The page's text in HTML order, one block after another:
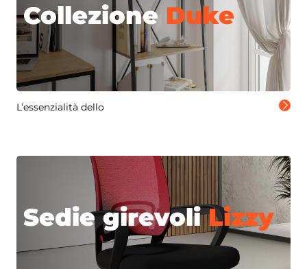
Collezione Duke
L’essenzialità dello
Sedie girevoli Lizzy